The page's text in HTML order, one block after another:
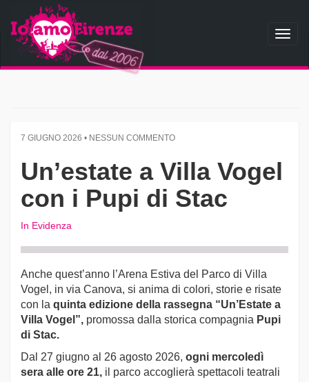
7 GIUGNO 2026 • NESSUN COMMENTO
Un’estate a Villa Vogel
con i Pupi di Stac
In Evidenza
Anche quest’anno l’Arena Estiva del Parco di Villa
Vogel, in via Canova, si anima di colori, storie e risate
con la quinta edizione della rassegna “Un’Estate a
Villa Vogel”, promossa dalla storica compagnia Pupi
di Stac.
Dal 27 giugno al 26 agosto 2026, ogni mercoledì
sera alle ore 21, il parco accoglierà spettacoli teatrali